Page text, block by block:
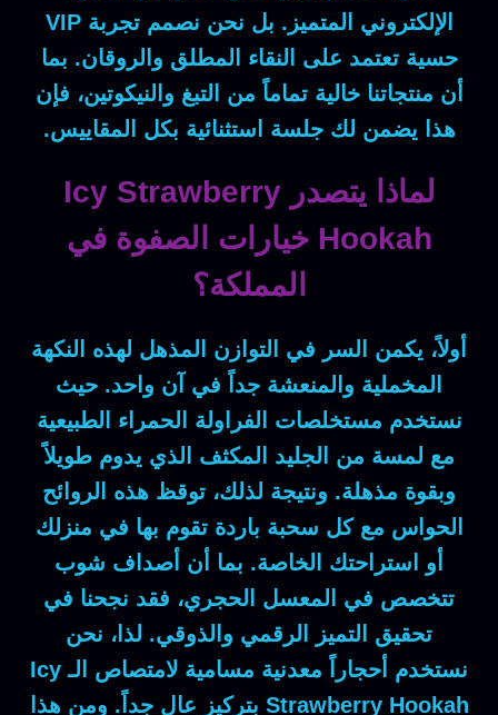
الإلكتروني المتميز. بل
نحن نصمم تجربة VIP
حسية تعتمد على النقاء المطلق والروقان. بما
أن منتجاتنا خالية تماماً من التبغ والنيكوتين، فإن
هذا يضمن لك جلسة استثنائية بكل المقاييس.
لماذا يتصدر Icy Strawberry
Hookah خيارات الصفوة في
المملكة؟
أولاً، يكمن السر في التوازن المذهل لهذه النكهة
المخملية والمنعشة جداً في آن واحد. حيث
نستخدم مستخلصات الفراولة الحمراء الطبيعية
مع لمسة من الجليد المكثف الذي يدوم طويلاً
وبقوة مذهلة. ونتيجة لذلك، توقظ هذه الروائح
الحواس مع كل سحبة باردة تقوم بها في منزلك
أو استراحتك الخاصة. بما أن أصداف شوب
تتخصص في المعسل الحجري، فقد نجحنا في
تحقيق التميز الرقمي والذوقي. لذا ، نحن
نستخدم أحجاراً معدنية مسامية لامتصاص الـ Icy
Strawberry Hookah بتركيز عالٍ جداً. ومن هذا